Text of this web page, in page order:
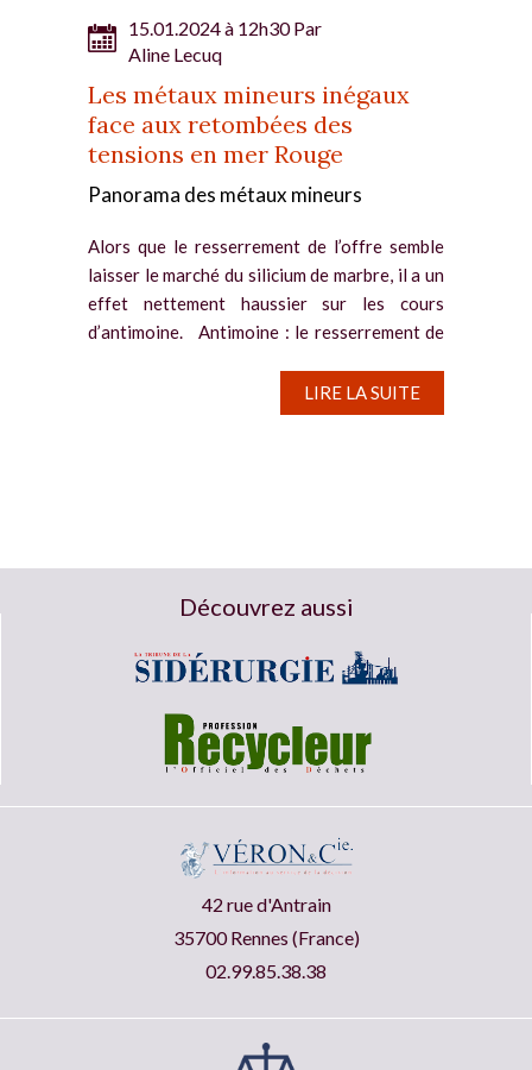
15.01.2024 à 12h30 Par
Aline Lecuq
Les métaux mineurs inégaux
face aux retombées des
tensions en mer Rouge
Panorama des métaux mineurs
Alors que le resserrement de l’offre semble
laisser le marché du silicium de marbre, il a un
effet nettement haussier sur les cours
d’antimoine. Antimoine : le resserrement de
LIRE LA SUITE
Découvrez aussi
42 rue d'Antrain
35700 Rennes (France)
02.99.85.38.38